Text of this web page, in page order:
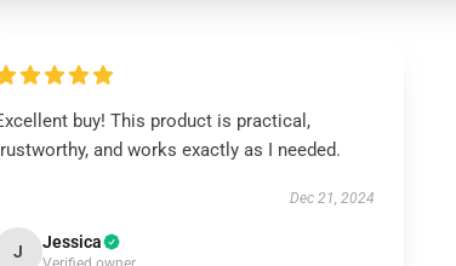
buy! This product is practical,
and works exactly as I needed.
Dec 21, 2024
J Jessica